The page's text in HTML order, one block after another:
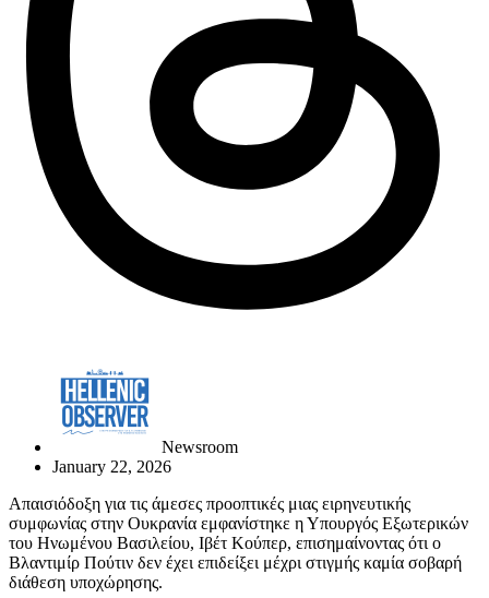
Newsroom
January 22, 2026
Απαισιόδοξη για τις άμεσες προοπτικές μιας ειρηνευτικής
συμφωνίας στην Ουκρανία εμφανίστηκε η Υπουργός Εξωτερικών
του Ηνωμένου Βασιλείου, Iβέτ Κούπερ, επισημαίνοντας ότι ο
Βλαντιμίρ Πούτιν δεν έχει επιδείξει μέχρι στιγμής καμία σοβαρή
διάθεση υποχώρησης.